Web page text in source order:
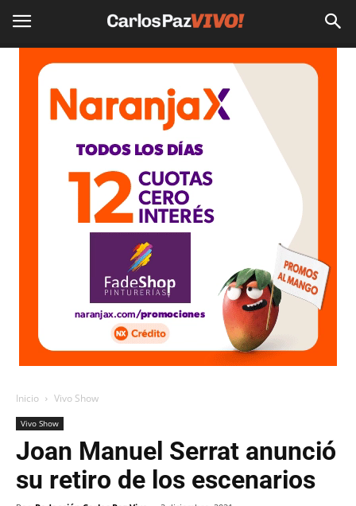
Inicio Vivo Show
Vivo Show
Joan Manuel Serrat anunció
su retiro de los escenarios